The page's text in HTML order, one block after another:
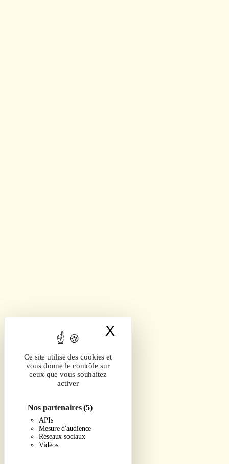
Ce site utilise des cookies et
vous donne le contrôle sur
ceux que vous souhaitez
activer
Nos partenaires(5)
APIs
Mesure d'audience
Réseaux sociaux
Vidéos
X